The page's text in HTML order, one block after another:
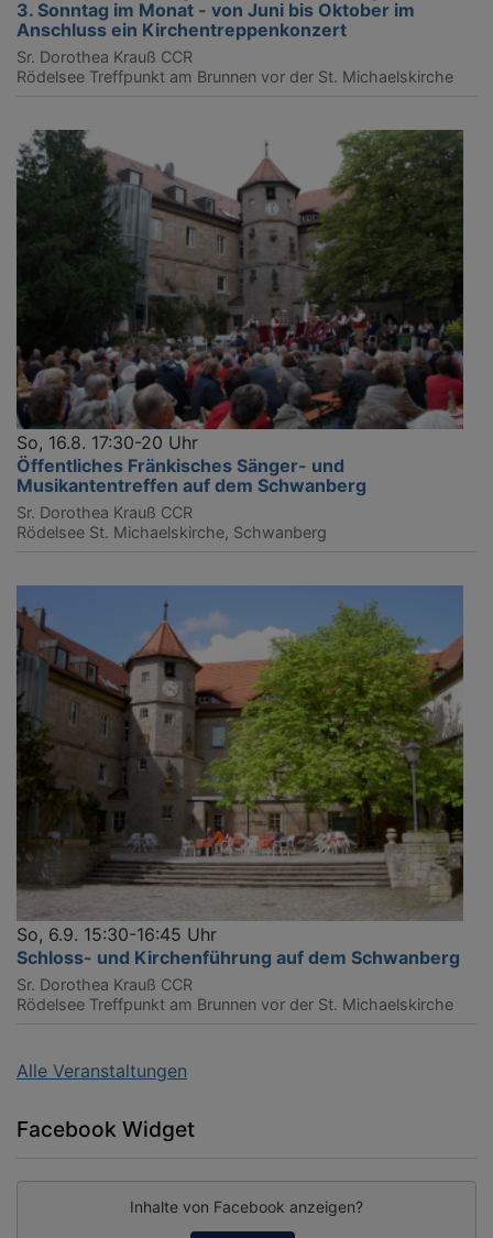
3. Sonntag im Monat - von Juni bis Oktober im
Anschluss ein Kirchentreppenkonzert
Sr. Dorothea Krauß CCR
Rödelsee Treffpunkt am Brunnen vor der St. Michaelskirche
So, 16.8. 17:30-20 Uhr
Öffentliches Fränkisches Sänger- und
Musikantentreffen auf dem Schwanberg
Sr. Dorothea Krauß CCR
Rödelsee St. Michaelskirche, Schwanberg
So, 6.9. 15:30-16:45 Uhr
Schloss- und Kirchenführung auf dem Schwanberg
Sr. Dorothea Krauß CCR
Rödelsee Treffpunkt am Brunnen vor der St. Michaelskirche
Alle Veranstaltungen
Facebook Widget
Inhalte von Facebook anzeigen?